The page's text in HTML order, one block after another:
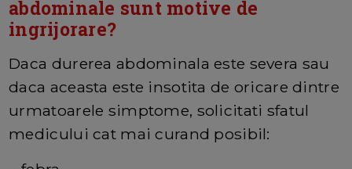
abdominale sunt motive de
ingrijorare?
Daca durerea abdominala este severa sau
daca aceasta este insotita de oricare dintre
urmatoarele simptome, solicitati sfatul
medicului cat mai curand posibil: